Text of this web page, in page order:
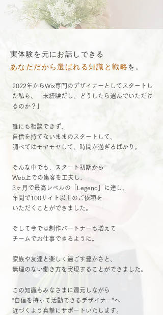
実体験を元にお話しできる
あなただから選ばれる知識と戦略を。
2022年からWix専門のデザイナーとしてスタートし
た私も、「 未経験だし、
どうしたら選んでいただけ
るのか？」
誰にも相談できず、
自信を持てないままの スタートして、
調べてはモヤモヤして、時間が過ぎるばかり。
そんな中でも、スタート初期から
Web上での集客を工夫し、
3ヶ月で最高レベルの「Legend」に達し、
年間で100サイト以上のご依頼を
いただくことができました。
そして今では制作パートナーも増えて
チームでお仕事できるように。
家族や友達と楽しく過ごす豊かさと、
無理のない働き方を実現することができました。
この知識もみなさまに還元しながら
”自信を持って活動できるデザイナー”へ
近づくよう 真摯にサポートいたします。